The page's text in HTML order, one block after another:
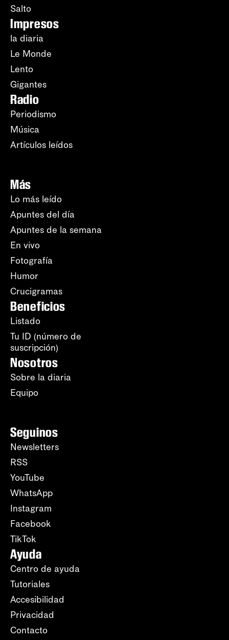
Salto
Impresos
la diaria
Le Monde
Lento
Gigantes
Radio
Periodismo
Música
Artículos leídos
Más
Lo más leído
Apuntes del día
Apuntes de la semana
En vivo
Fotografía
Humor
Crucigramas
Beneficios
Listado
Tu ID (número de
suscripción)
Nosotros
Sobre la diaria
Equipo
Seguinos
Newsletters
RSS
YouTube
WhatsApp
Instagram
Facebook
TikTok
Ayuda
Centro de ayuda
Tutoriales
Accesibilidad
Privacidad
Contacto